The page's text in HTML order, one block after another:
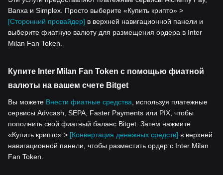
Banxa и Simplex. Просто выберите «Купить крипто» >
[Сторонний провайдер] в верхней навигационной панели и
выберите фиатную валюту для размещения ордера в Inter
Milan Fan Token.
Купите Inter Milan Fan Token с помощью фиатной
валюты на вашем счете Bitget
Вы можете Внести фиатные средства, используя платежные
сервисы Advcash, SEPA, Faster Payments или PIX, чтобы
пополнить свой фиатный баланс Bitget. Затем нажмите
«Купить крипто» > [Конвертация денежных средств] в верхней
навигационной панели, чтобы разместить ордер с Inter Milan
Fan Token.